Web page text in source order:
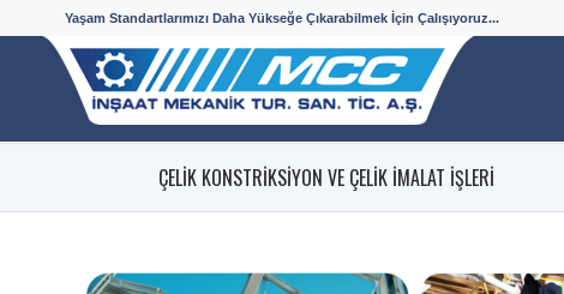
Yaşam Standartlarımızı Daha Yükseğe Çıkarabilmek İçin Çalışıyoruz...
ÇELİK KONSTRİKSİYON VE ÇELİK İMALAT İŞLERİ